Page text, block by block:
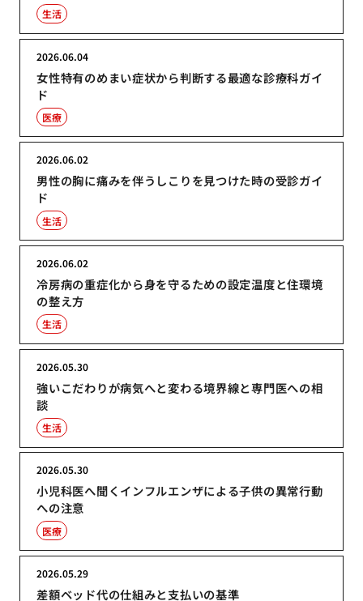
生活
女性特有のめまい症状から判断する最適な診療科ガイ
ド
2026.06.04
医療
男性の胸に痛みを伴うしこりを見つけた時の受診ガイ
ド
2026.06.02
生活
冷房病の重症化から身を守るための設定温度と住環境
の整え方
2026.06.02
生活
強いこだわりが病気へと変わる境界線と専門医への相
談
2026.05.30
生活
小児科医へ聞くインフルエンザによる子供の異常行動
への注意
2026.05.30
医療
差額ベッド代の仕組みと支払いの基準
2026.05.29